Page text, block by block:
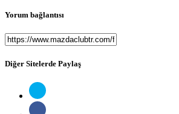
Yorum bağlantısı
Diğer Sitelerde Paylaş